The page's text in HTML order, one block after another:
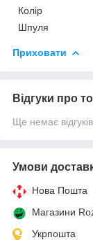
Колір
Шпуля
Приховати
Відгуки про
Ще немає
Умови
Нова Пошта
Магазини
Укрпошта